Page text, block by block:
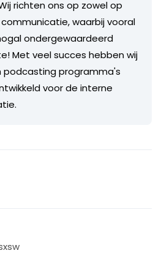
richten ons op zowel op
waarbij vooral
ondergewaardeerd
Met veel succes hebben wij
podcasting programma's
voor de interne